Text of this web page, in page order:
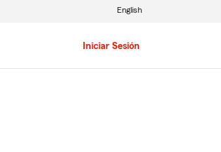
Iniciar Sesión
English